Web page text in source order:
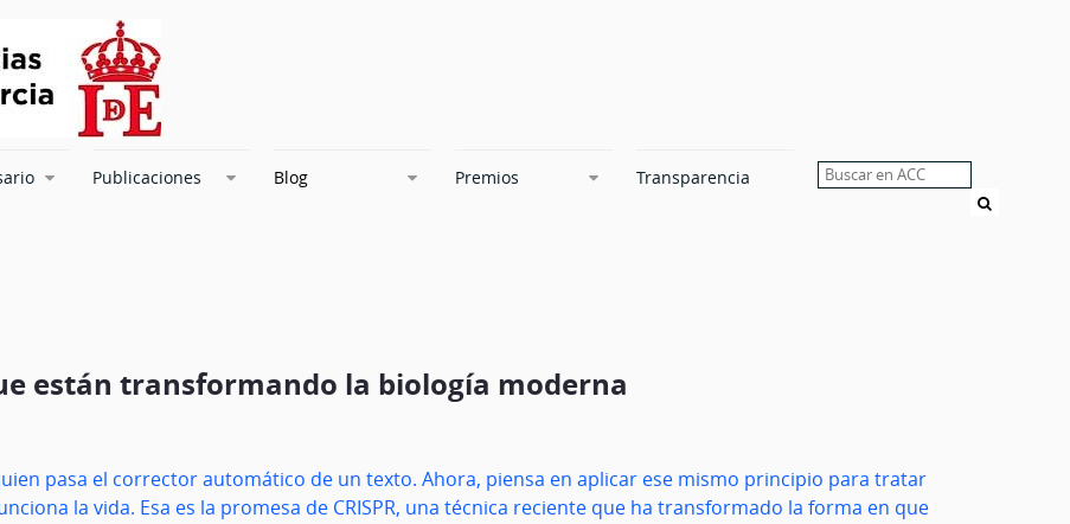
Publicaciones Blog Premios Transparencia
están transformando la biología moderna
pasa el corrector automático de un texto. Ahora, piensa en aplicar ese mismo principio para tratar
la vida. Esa es la promesa de CRISPR, una técnica reciente que ha transformado la forma en que